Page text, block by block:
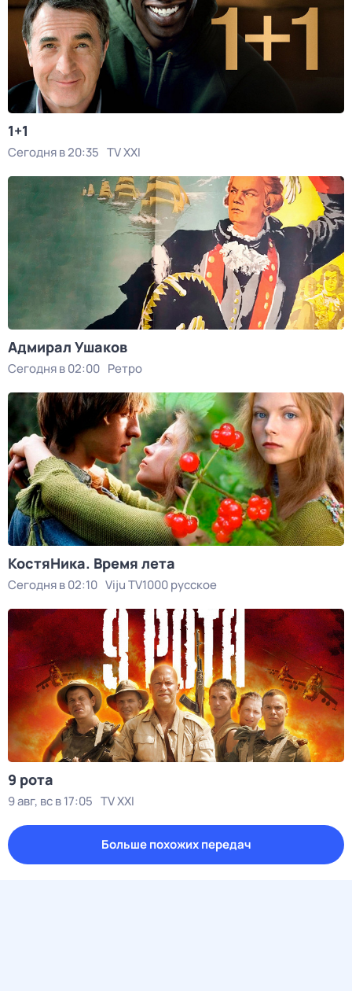
1+1
Сегодня в 20:35 TV XXI
Адмирал Ушаков
Сегодня в 02:00 Ретро
КостяНика. Время лета
Сегодня в 02:10 Viju TV1000 русское
9 рота
9 авг, вс в 17:05 TV XXI
Больше похожих передач